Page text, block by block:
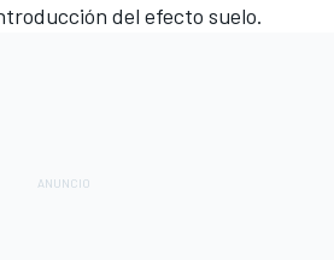
del efecto suelo.